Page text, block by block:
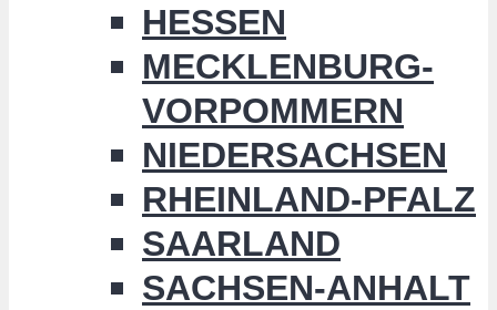
HESSEN
MECKLENBURG-
VORPOMMERN
NIEDERSACHSEN
RHEINLAND-PFALZ
SAARLAND
SACHSEN-ANHALT